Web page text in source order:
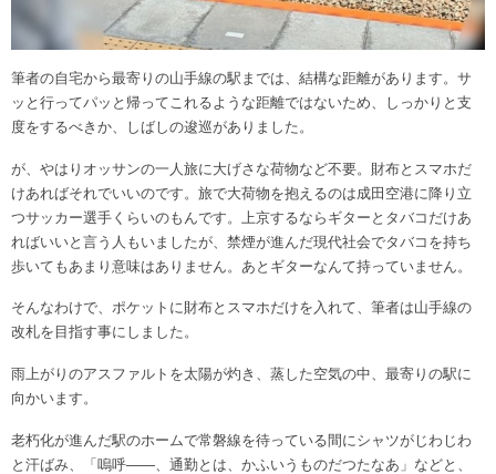
筆者の自宅から最寄りの山手線の駅までは、結構な距離があります。サ
ッと行ってパッと帰ってこれるような距離ではないため、しっかりと支
度をするべきか、しばしの逡巡がありました。
が、やはりオッサンの一人旅に大げさな荷物など不要。財布とスマホだ
けあればそれでいいのです。旅で大荷物を抱えるのは成田空港に降り立
つサッカー選手くらいのもんです。上京するならギターとタバコだけあ
ればいいと言う人もいましたが、禁煙が進んだ現代社会でタバコを持ち
歩いてもあまり意味はありません。あとギターなんて持っていません。
そんなわけで、ポケットに財布とスマホだけを入れて、筆者は山手線の
改札を目指す事にしました。
雨上がりのアスファルトを太陽が灼き、蒸した空気の中、最寄りの駅に
向かいます。
老朽化が進んだ駅のホームで常磐線を待っている間にシャツがじわじわ
と汗ばみ、「嗚呼――、通勤とは、かふいうものだつたなあ」などと、